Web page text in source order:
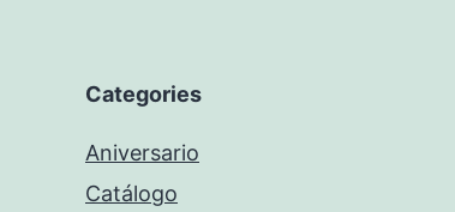
Categories
Aniversario
Catálogo